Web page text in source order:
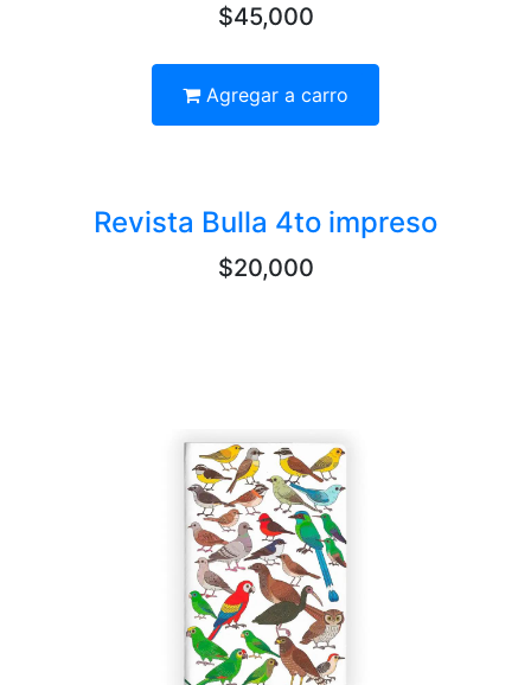
$45,000
Agregar a carro
Revista Bulla 4to impreso
$20,000